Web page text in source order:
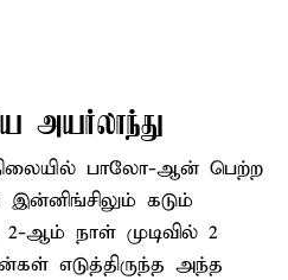
அயர்லாந்து
பாலோ-ஆன் பெற்ற
கடும்
2-ஆம் நாள் முடிவில் 2
எடுத்திருந்த அந்த